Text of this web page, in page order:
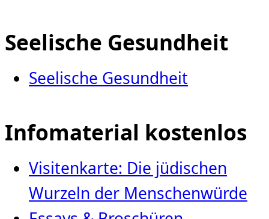
Seelische Gesundheit
Seelische Gesundheit
Infomaterial kostenlos
Visitenkarte: Die jüdischen
Wurzeln der Menschenwürde